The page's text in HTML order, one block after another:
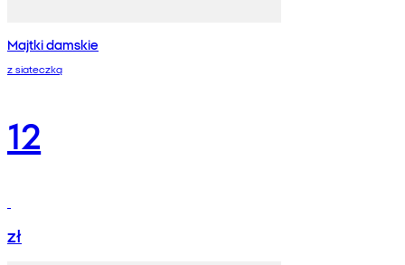
Majtki damskie
z siateczką
12
zł